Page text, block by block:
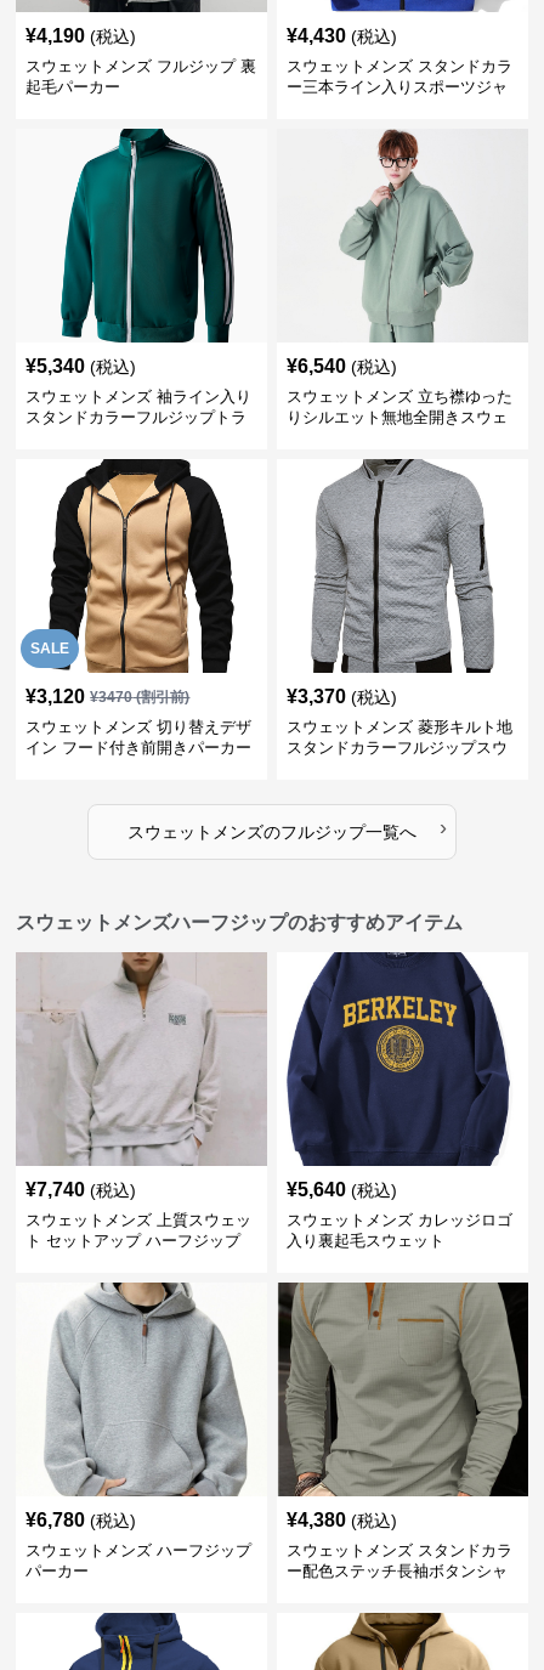
¥4,190 (税込)
スウェットメンズ フルジップ 裏
起毛パーカー
¥4,430 (税込)
スウェットメンズ スタンドカラ
ー三本ライン入りスポーツジャ
¥5,340 (税込)
スウェットメンズ 袖ライン入り
スタンドカラーフルジップトラ
¥6,540 (税込)
スウェットメンズ 立ち襟ゆった
りシルエット無地全開きスウェ
SALE
¥3,120 ¥3470(割引前)
スウェットメンズ 切り替えデザ
イン フード付き前開きパーカー
¥3,370 (税込)
スウェットメンズ 菱形キルト地
スタンドカラーフルジップスウ
スウェットメンズのフルジップ一覧へ ›
スウェットメンズハーフジップのおすすめアイテム
¥7,740 (税込)
スウェットメンズ 上質スウェッ
ト セットアップ ハーフジップ
¥5,640 (税込)
スウェットメンズ カレッジロゴ
入り裏起毛スウェット
¥6,780 (税込)
スウェットメンズ ハーフジップ
パーカー
¥4,380 (税込)
スウェットメンズ スタンドカラ
ー配色ステッチ長袖ボタンシャ